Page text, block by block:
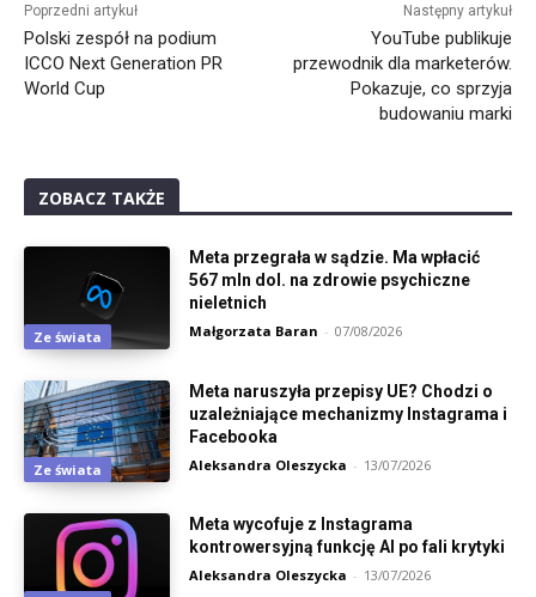
Poprzedni artykuł
Polski zespół na podium
ICCO Next Generation PR
World Cup
Następny artykuł
YouTube publikuje
przewodnik dla marketerów.
Pokazuje, co sprzyja
budowaniu marki
ZOBACZ TAKŻE
Ze świata
Meta przegrała w sądzie. Ma wpłacić
567 mln dol. na zdrowie psychiczne
nieletnich
Małgorzata Baran - 07/08/2026
Ze świata
Meta naruszyła przepisy UE? Chodzi o
uzależniające mechanizmy Instagrama i
Facebooka
Aleksandra Oleszycka - 13/07/2026
Meta wycofuje z Instagrama
kontrowersyjną funkcję AI po fali krytyki
Aleksandra Oleszycka - 13/07/2026